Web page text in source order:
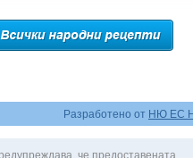
Разработено от НЮ ЕС
че предоставената